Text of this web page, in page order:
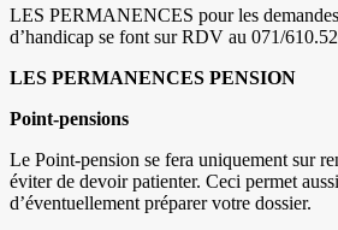
LES PERMANENCES pour les
d’handicap se font sur RDV au 071/
LES PERMANENCES PENSION
Point-pensions
Le Point-pension se fera uniquement sur
éviter de devoir patienter. Ceci permet
d’éventuellement préparer votre dossier.